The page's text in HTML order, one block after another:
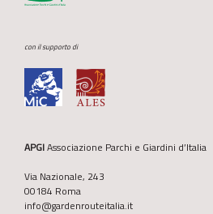
con il supporto di
APGIAssociazione Parchi e Giardini d’Italia
Via Nazionale, 243
00184 Roma
info@gardenrouteitalia.it